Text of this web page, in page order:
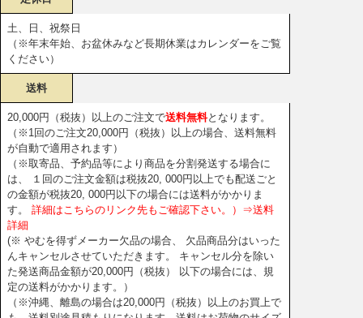
土、日、祝祭日
（※年末年始、お盆休みなど長期休業はカレンダーをご覧
ください）
送料
20,000円（税抜）以上のご注文で送料無料となります。
（※1回のご注文20,000円（税抜）以上の場合、送料無料
が自動で適用されます）
（※取寄品、予約品等により商品を分割発送する場合に
は、 １回のご注文金額は税抜20, 000円以上でも配送ごと
の金額が税抜20, 000円以下の場合には送料がかかりま
す。
詳細はこちらのリンク先もご確認下さい。）⇒送料
詳細
(※ やむを得ずメーカー欠品の場合、 欠品商品分はいった
んキャンセルさせていただきます。 キャンセル分を除い
た発送商品金額が20,000円（税抜） 以下の場合には、規
定の送料がかかります。）
（※沖縄、離島の場合は20,000円（税抜）以上のお買上で